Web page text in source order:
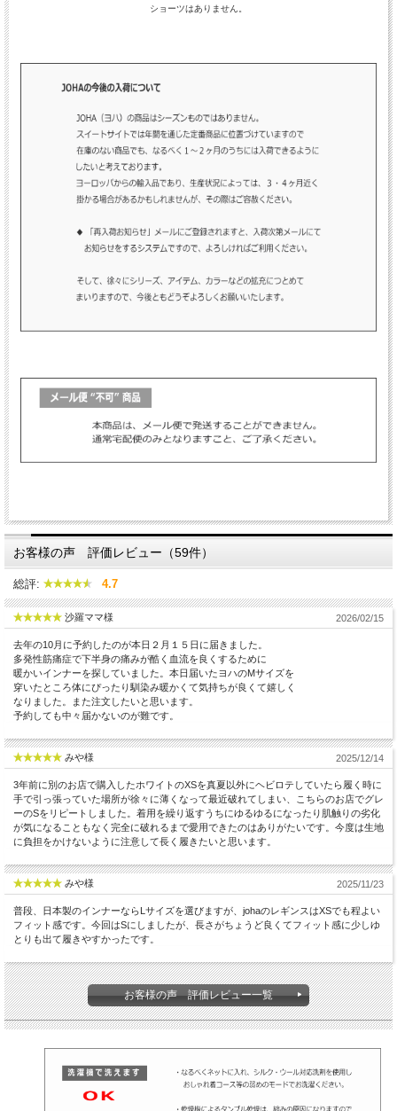
ショーツはありません。
お客様の声 評価レビュー（59件）
総評: 4.7
沙羅ママ様 2026/02/15
去年の10月に予約したのが本日２月１５日に届きました。
多発性筋痛症で下半身の痛みが酷く血流を良くするために
暖かいインナーを探していました。本日届いたヨハのMサイズを
穿いたところ体にぴったり馴染み暖かくて気持ちが良くて嬉しく
なりました。また注文したいと思います。
予約しても中々届かないのが難です。
みや様 2025/12/14
3年前に別のお店で購入したホワイトのXSを真夏以外にヘビロテしていたら履く時に
手で引っ張っていた場所が徐々に薄くなって最近破れてしまい、こちらのお店でグレ
ーのSをリピートしました。着用を繰り返すうちにゆるゆるになったり肌触りの劣化
が気になることもなく完全に破れるまで愛用できたのはありがたいです。今度は生地
に負担をかけないように注意して長く履きたいと思います。
みや様 2025/11/23
普段、日本製のインナーならLサイズを選びますが、johaのレギンスはXSでも程よい
フィット感です。今回はSにしましたが、長さがちょうど良くてフィット感に少しゆ
とりも出て履きやすかったです。
お客様の声 評価レビュー一覧